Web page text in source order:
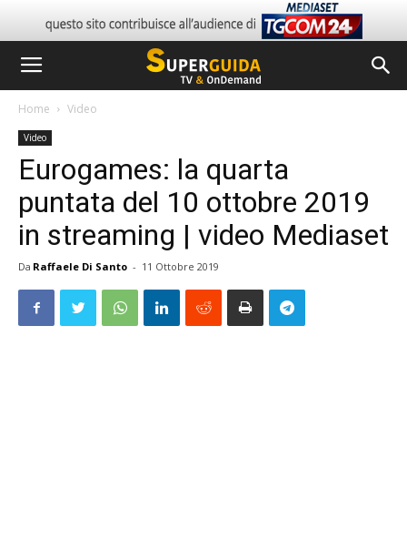
Home Video
Video
Eurogames: la quarta
puntata del 10 ottobre 2019
in streaming | video Mediaset
Da Raffaele Di Santo - 11 Ottobre 2019